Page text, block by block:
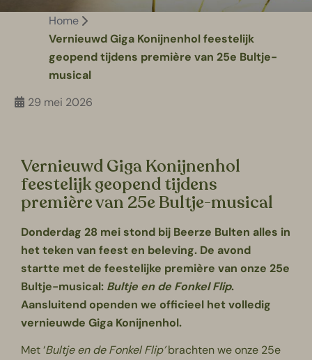
Home
Vernieuwd Giga Konijnenhol feestelijk
geopend tijdens première van 25e Bultje-
musical
29 mei 2026
Vernieuwd Giga Konijnenhol
feestelijk geopend tijdens
première van 25e Bultje-musical
Donderdag 28 mei stond bij Beerze Bulten alles in
het teken van feest en beleving. De avond
startte met de feestelijke première van onze 25e
Bultje-musical: Bultje en de Fonkel Flip.
Aansluitend openden we officieel het volledig
vernieuwde Giga Konijnenhol.
Met ‘Bultje en de Fonkel Flip’brachten we onze 25e